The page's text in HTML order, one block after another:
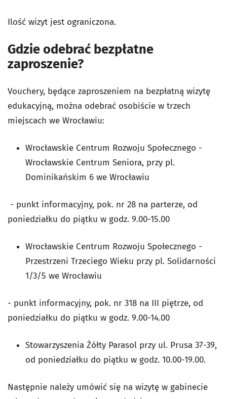
Ilość wizyt jest ograniczona.
Gdzie odebrać bezpłatne
zaproszenie?
Vouchery, będące zaproszeniem na bezpłatną wizytę
edukacyjną, można odebrać osobiście w trzech
miejscach we Wrocławiu:
Wrocławskie Centrum Rozwoju Społecznego -
Wrocławskie Centrum Seniora, przy pl.
Dominikańskim 6 we Wrocławiu
- punkt informacyjny, pok. nr 28 na parterze, od
poniedziałku do piątku w godz. 9.00-15.00
Wrocławskie Centrum Rozwoju Społecznego -
Przestrzeni Trzeciego Wieku przy pl. Solidarności
1/3/5 we Wrocławiu
- punkt informacyjny, pok. nr 318 na III piętrze, od
poniedziałku do piątku w godz. 9.00-14.00
Stowarzyszenia Żółty Parasol przy ul. Prusa 37-39,
od poniedziałku do piątku w godz. 10.00-19.00.
Następnie należy umówić się na wizytę w gabinecie